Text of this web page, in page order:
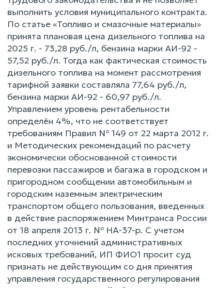
выполнить условия муниципального контракта.
По статье «Топливо и смазочные материалы»
принята плановая цена дизельного топлива на
2025 г. - 73,28 руб./л, бензина марки АИ-92 -
57,52 руб./л. Тогда как фактическая стоимость
дизельного топлива на момент рассмотрения
тарифной заявки составляла 77,64 руб./л,
бензина марки АИ-92 - 60,97 руб./л.
Управлением уровень рентабельности
определён 4%, что не соответствует
требованиям Правил № 149 от 22 марта 2012 г.
и Методических рекомендаций по расчету
экономически обоснованной стоимости
перевозки пассажиров и багажа в городском и
пригородном сообщении автомобильным и
городским наземным электрическим
транспортом общего пользования, введенных
в действие распоряжением Минтранса России
от 18 апреля 2013 г. № НА-37-р. С учетом
последних уточнений административных
исковых требований, ИП ФИО1 просит суд
признать не действующим со дня принятия
управления государственного регулирования